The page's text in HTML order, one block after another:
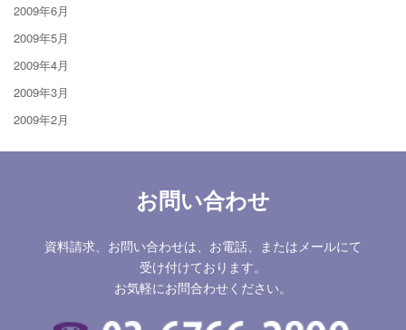
2009年6月
2009年5月
2009年4月
2009年3月
2009年2月
お問い合わせ
資料請求、お問い合わせは、お電話、またはメールにて
受け付けております。
お気軽にお問合わせください。